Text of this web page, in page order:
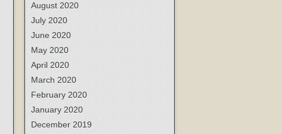
August 2020
July 2020
June 2020
May 2020
April 2020
March 2020
February 2020
January 2020
December 2019